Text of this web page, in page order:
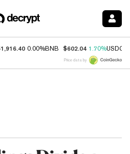
0.00%BNB $602.04 1.70%USDC
Price data by